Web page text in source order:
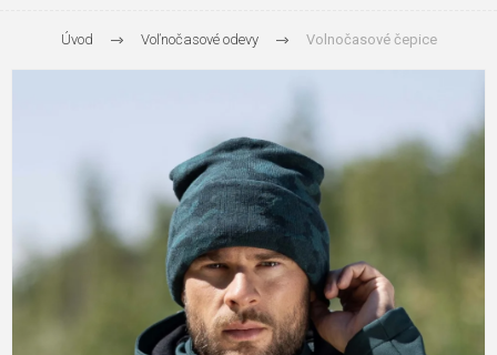
Úvod Voľnočasové odevy Volnočasové čepice